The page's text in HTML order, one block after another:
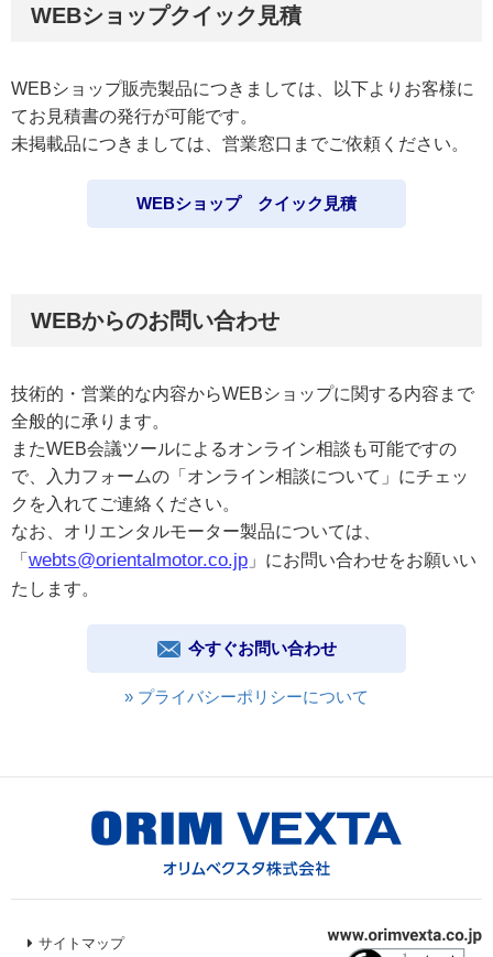
WEBショップクイック見積
WEBショップ販売製品につきましては、以下よりお客様に
てお見積書の発行が可能です。
未掲載品につきましては、営業窓口までご依頼ください。
WEBショップ クイック見積
WEBからのお問い合わせ
技術的・営業的な内容からWEBショップに関する内容まで
全般的に承ります。
またWEB会議ツールによるオンライン相談も可能ですの
で、入力フォームの「オンライン相談について」にチェッ
クを入れてご連絡ください。
なお、オリエンタルモーター製品については、
「 webts@orientalmotor.co.jp 」にお問い合わせをお願いい
たします。
今すぐお問い合わせ
» プライバシーポリシーについて
サイトマップ